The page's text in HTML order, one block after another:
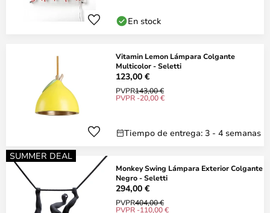
En stock
Vitamin Lemon Lámpara Colgante
Multicolor - Seletti
123,00 €
PVPR143,00 €
PVPR -20,00 €
Tiempo de entrega: 3 - 4 semanas
SUMMER DEAL
Monkey Swing Lámpara Exterior Colgante
Negro - Seletti
294,00 €
PVPR404,00 €
PVPR -110,00 €